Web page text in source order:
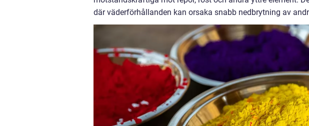
där väderförhållanden kan orsaka snabb nedbrytning av